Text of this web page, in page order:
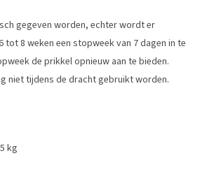
gegeven worden, echter wordt er
tot 8 weken een stopweek van 7 dagen in te
de prikkel opnieuw aan te bieden.
niet tijdens de dracht gebruikt worden.
kg